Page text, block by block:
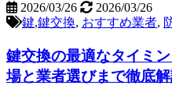
2026/03/26
2026/03/26
鍵,鍵交換, おすすめ業者,
鍵交換の最適なタイミ
場と業者選びまで徹底